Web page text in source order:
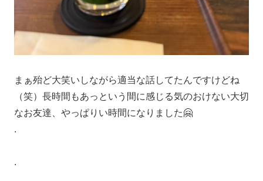
まぁ殆ど大笑いしながら適当な話してたんですけどね
（笑）長時間もあっという間に感じる気のおけない大切
なお友達、やっぱりい時間になりました🤗
.
.